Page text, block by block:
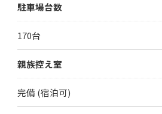
駐車場台数
170台
親族控え室
完備 (宿泊可)